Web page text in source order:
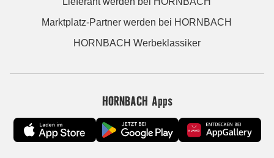
Marktplatz-Partner werden bei HORNBACH
HORNBACH Werbeklassiker
HORNBACH Apps